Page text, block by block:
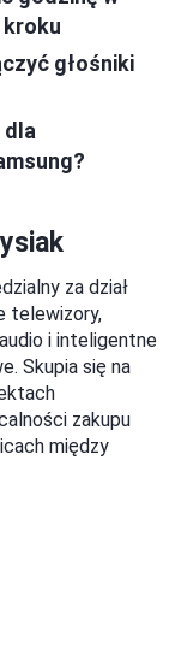
głośniki
dla
za dział
telewizory,
i inteligentne
Skupia się na
zakupu
między